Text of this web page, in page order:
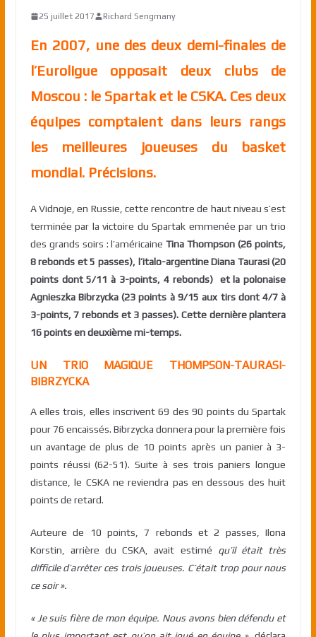
25 juillet 2017 Richard Sengmany
En 2007, une des deux demi-finales de
l’Euroligue opposait deux clubs de
Moscou : le Spartak et le CSKA. Ces deux
équipes comptaient dans leurs rangs
les meilleures joueuses du basket
mondial. Précisions.
A Vidnoje, en Russie, cette rencontre de haut niveau s’est
terminée par la victoire du Spartak emmenée par un trio
des grands soirs : l’américaineTina Thompson (26 points,
8 rebonds et 5 passes), l’italo-argentine Diana Taurasi (20
points dont 5/11 à 3-points, 4 rebonds) et la polonaise
Agnieszka Bibrzycka (23 points à 9/15 aux tirs dont 4/7 à
3-points, 7 rebonds et 3 passes). Cette dernière plantera
16 points en deuxième mi-temps.
UN TRIO MAGIQUE THOMPSON-TAURASI-
BIBRZYCKA
A elles trois, elles inscrivent 69 des 90 points du Spartak
pour 76 encaissés. Bibrzycka donnera pour la première fois
un avantage de plus de 10 points après un panier à 3-
points réussi (62-51). Suite à ses trois paniers longue
distance, le CSKA ne reviendra pas en dessous des huit
points de retard.
Auteure de 10 points, 7 rebonds et 2 passes, Ilona
Korstin, arrière du CSKA, avait estimé qu’il était très
difficile d’arrêter ces trois joueuses. C’était trop pour nous
ce soir ».
« Je suis fière de mon équipe. Nous avons bien défendu et